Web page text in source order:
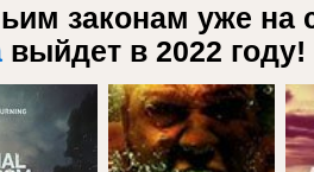
законам уже на
выйдет в 2022 году!